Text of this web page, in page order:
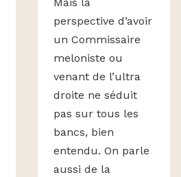
perspective d’avoir
un Commissaire
meloniste ou
venant de l’ultra
droite ne séduit
pas sur tous les
bancs, bien
entendu. On parle
aussi de la